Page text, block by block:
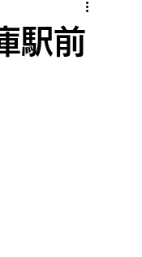
駅前